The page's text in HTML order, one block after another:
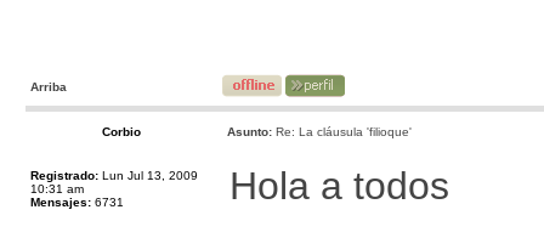
Arriba
Corbio Asunto: Re: La cláusula 'filioque'
Registrado: Lun Jul 13, 2009
10:31 am
Mensajes: 6731 Hola a todos